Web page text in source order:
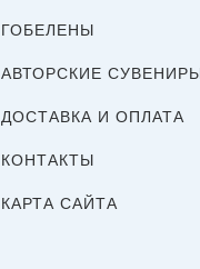
ГОБЕЛЕНЫ
АВТОРСКИЕ
ДОСТАВКА И ОПЛАТА
КОНТАКТЫ
КАРТА САЙТА